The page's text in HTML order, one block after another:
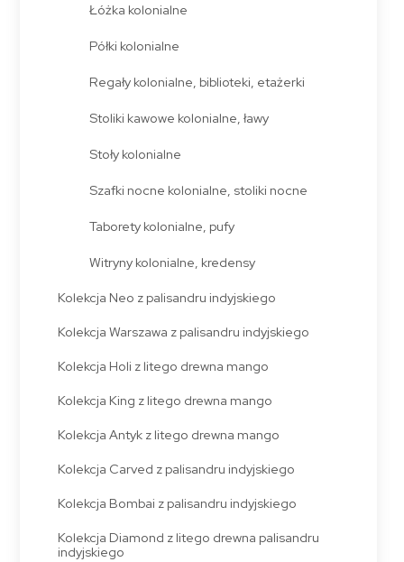
Łóżka kolonialne
Półki kolonialne
Regały kolonialne, biblioteki, etażerki
Stoliki kawowe kolonialne, ławy
Stoły kolonialne
Szafki nocne kolonialne, stoliki nocne
Taborety kolonialne, pufy
Witryny kolonialne, kredensy
Kolekcja Neo z palisandru indyjskiego
Kolekcja Warszawa z palisandru indyjskiego
Kolekcja Holi z litego drewna mango
Kolekcja King z litego drewna mango
Kolekcja Antyk z litego drewna mango
Kolekcja Carved z palisandru indyjskiego
Kolekcja Bombai z palisandru indyjskiego
Kolekcja Diamond z litego drewna palisandru
indyjskiego